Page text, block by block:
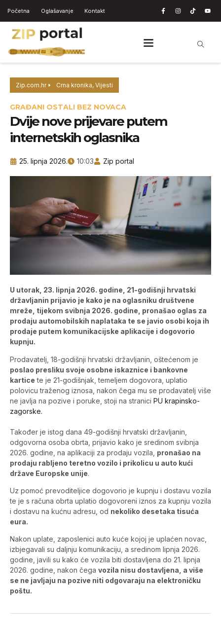
Početna Oglašavanje Kontakt
Zip.com.hr Crna kronika, Vijesti
GRAĐANI OSTALI BEZ NOVACA
Dvije nove prijevare putem
internetskih oglasnika
25. lipnja 2026. 10:03 Zip portal
U utorak, 23. lipnja 2026. godine, 21-godišnji hrvatski
državljanin prijavio je kako je na oglasniku društvene
mreže, tijekom svibnja 2026. godine, pronašao oglas za
prodaju automobilskih naplataka te se javio osobi koja ih
prodaje putem komunikacijske aplikacije i dogovorio
kupnju.
Prodavatelj, 18-godišnji hrvatski državljanin, oštećenom je
poslao presliku svoje osobne iskaznice i bankovne
kartice te je 21-godišnjak, temeljem dogovora, uplatio
polovicu traženog iznosa, nakon čega mu se prodavatelj više
ne javlja na pozive i poruke, stoji na stranici PU krapinsko-
zagorske.
Također je istog dana 49-godišnji hrvatski državljanin,
odgovorna osoba obrta, prijavio kako je sredinom svibnja
2026. godine, na aplikaciji za prodaju vozila, pronašao na
prodaju rabljeno teretno vozilo i prikolicu u auto kući
države Europske unije.
Uz pomoć prevoditeljice dogovorio je kupnju i dostavu vozila
te je s računa obrta uplatio dogovoreni iznos za kupnju vozila
i dostavu na kućnu adresu, od nekoliko desetaka tisuća
eura.
Nakon uplate, zaposlenici auto kuće kojoj je uplaćen novac,
izbjegavali su daljnju komunikaciju, a sredinom lipnja 2026.
godine, javili su kako će vozila biti dostavljena do 21. lipnja
2026. godine, nakon čega vozila nisu dostavljena, a više
se ne javljaju na pozive niti odgovaraju na elektroničku
poštu.